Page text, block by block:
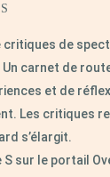
critiques de
Un carnet de
et de
Les critiques
s’élargit.
Ssur le portail